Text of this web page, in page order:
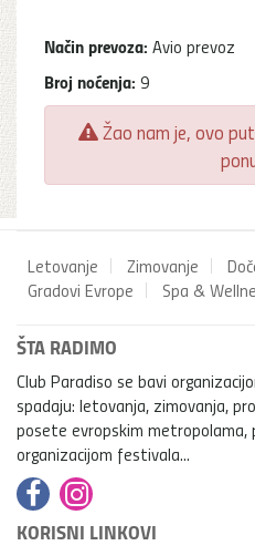
Način prevoza: Avio prevoz
Broj noćenja: 9
Žao nam je, ovo
Letovanje Zimovanje
Gradovi Evrope
Spa &
ŠTA RADIMO
Club Paradiso se bavi
spadaju: letovanja, zimovanja,
posete evropskim metropolama,
organizacijom festivala...
KORISNI LINKOVI